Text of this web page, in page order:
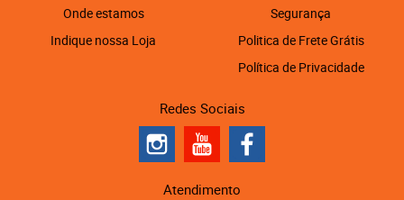
Onde estamos
Indique nossa Loja
Segurança
Politica de Frete Grátis
Política de Privacidade
Redes Sociais
Atendimento